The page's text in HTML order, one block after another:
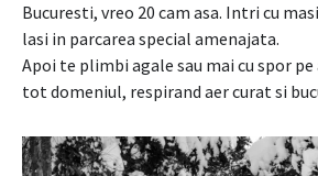
Bucuresti, vreo 20 cam asa. Intri cu
lasi in parcarea special amenajata.
Apoi te plimbi agale sau mai cu spor
tot domeniul, respirand aer curat si